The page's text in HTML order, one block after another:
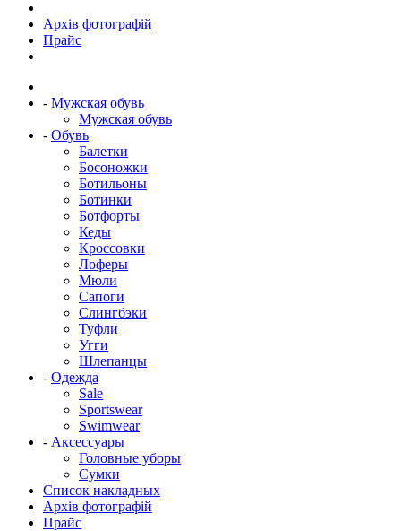
Архів фотографій
Прайс
- Мужская обувь
Мужская обувь
- Обувь
Балетки
Босоножки
Ботильоны
Ботинки
Ботфорты
Кеды
Кроссовки
Лоферы
Мюли
Сапоги
Слингбэки
Туфли
Угги
Шлепанцы
- Одежда
Sale
Sportswear
Swimwear
- Аксессуары
Головные уборы
Сумки
Список накладных
Архів фотографій
Прайс